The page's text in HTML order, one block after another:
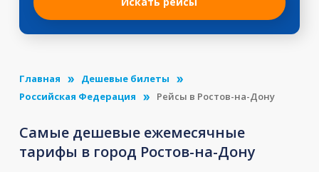
Главная
Дешевые билеты
Российская Федерация
Рейсы в Ростов-на-Дону
Самые дешевые ежемесячные
тарифы в город Ростов-на-Дону